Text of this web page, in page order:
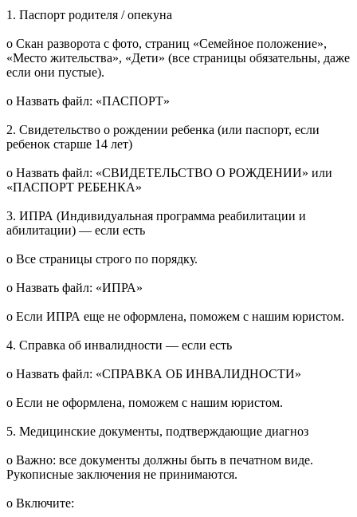
1. Паспорт родителя / опекуна
o Скан разворота с фото, страниц «Семейное положение»,
«Место жительства», «Дети» (все страницы обязательны, даже
если они пустые).
o Назвать файл: «ПАСПОРТ»
2. Свидетельство о рождении ребенка (или паспорт, если
ребенок старше 14 лет)
o Назвать файл: «СВИДЕТЕЛЬСТВО О РОЖДЕНИИ» или
«ПАСПОРТ РЕБЕНКА»
3. ИПРА (Индивидуальная программа реабилитации и
абилитации) — если есть
o Все страницы строго по порядку.
o Назвать файл: «ИПРА»
o Если ИПРА еще не оформлена, поможем с нашим юристом.
4. Справка об инвалидности — если есть
o Назвать файл: «СПРАВКА ОБ ИНВАЛИДНОСТИ»
o Если не оформлена, поможем с нашим юристом.
5. Медицинские документы, подтверждающие диагноз
o Важно: все документы должны быть в печатном виде.
Рукописные заключения не принимаются.
o Включите: